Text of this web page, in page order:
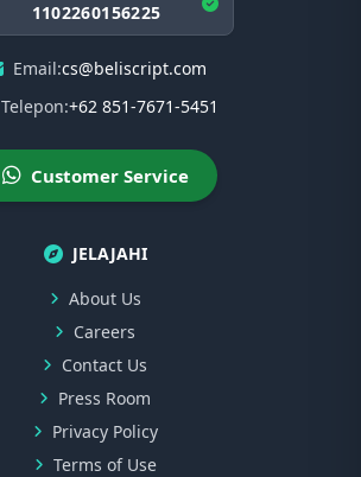
1102260156225
Email:cs@beliscript.com
Telepon:+62 851-7671-5451
Customer Service
JELAJAHI
About Us
Careers
Contact Us
Press Room
Privacy Policy
Terms of Use